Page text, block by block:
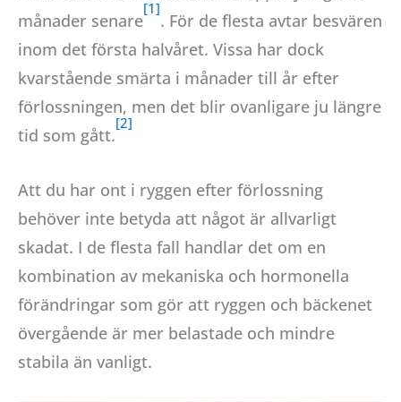
månader senare
. För de flesta avtar besvären
inom det första halvåret. Vissa har dock
kvarstående smärta i månader till år efter
förlossningen, men det blir ovanligare ju längre
tid som gått.
Att du har ont i ryggen efter förlossning
behöver inte betyda att något är allvarligt
skadat. I de flesta fall handlar det om en
kombination av mekaniska och hormonella
förändringar som gör att ryggen och bäckenet
övergående är mer belastade och mindre
stabila än vanligt.